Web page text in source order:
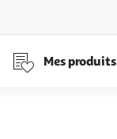
Mes produits